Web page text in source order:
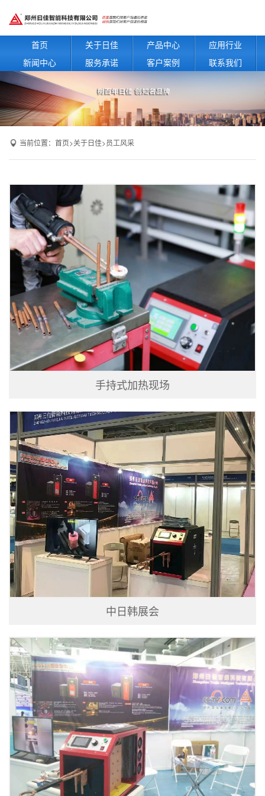
首页 关于日佳 产品中心
应用行业
新闻中心
服务承诺 客户案例 联系我们
当前位置： 首页>关于日佳>员工风采
手持式加热现场
中日韩展会